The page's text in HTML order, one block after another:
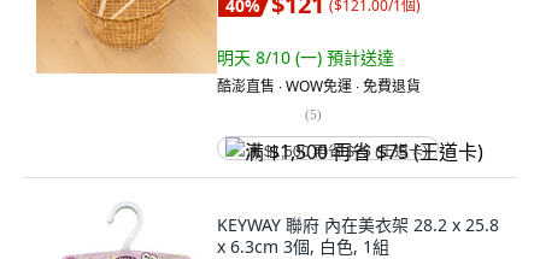
40% ($121.00/1個)
明天 8/10 (一) 預計送達
酷澎直售 ∙ WOW免運 ∙ 免費退貨
(5)
满 $1,500 再省 $75 (王道卡)
KEYWAY 聯府 內在美衣架 28.2 x 25.8
x 6.3cm 3個, 白色, 1組